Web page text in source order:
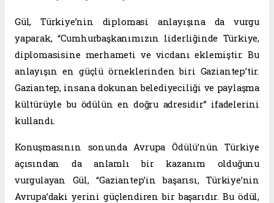
Gül, Türkiye’nin diplomasi anlayışına da vurgu
yaparak, “Cumhurbaşkanımızın liderliğinde Türkiye,
diplomasisine merhameti ve vicdanı eklemiştir. Bu
anlayışın en güçlü örneklerinden biri Gaziantep’tir.
Gaziantep, insana dokunan belediyeciliği ve paylaşma
kültürüyle bu ödülün en doğru adresidir” ifadelerini
kullandı.
Konuşmasının sonunda Avrupa Ödülü’nün Türkiye
açısından da anlamlı bir kazanım olduğunu
vurgulayan Gül, “Gaziantep’in başarısı, Türkiye’nin
Avrupa’daki yerini güçlendiren bir başarıdır. Bu ödül,